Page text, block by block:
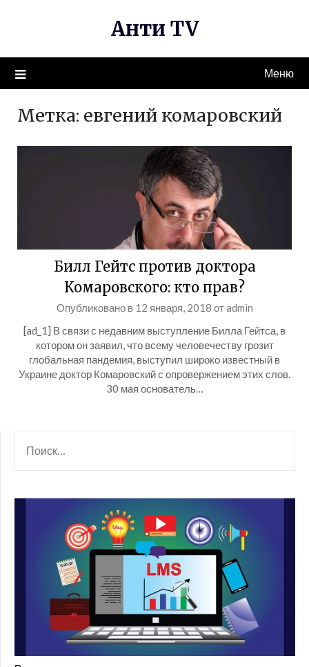
Анти TV
Меню
Метка: евгений комаровский
Билл Гейтс против доктора
Комаровского: кто прав?
Опубликовано в 12 января, 2018 отadmin
[ad_1] В связи с недавним выступление Билла Гейтса, в
котором он заявил, что всему человечеству грозит
глобальная пандемия, выступил широко известный в
Украине доктор Комаровский с опровержением этих слов.
30 мая основатель…